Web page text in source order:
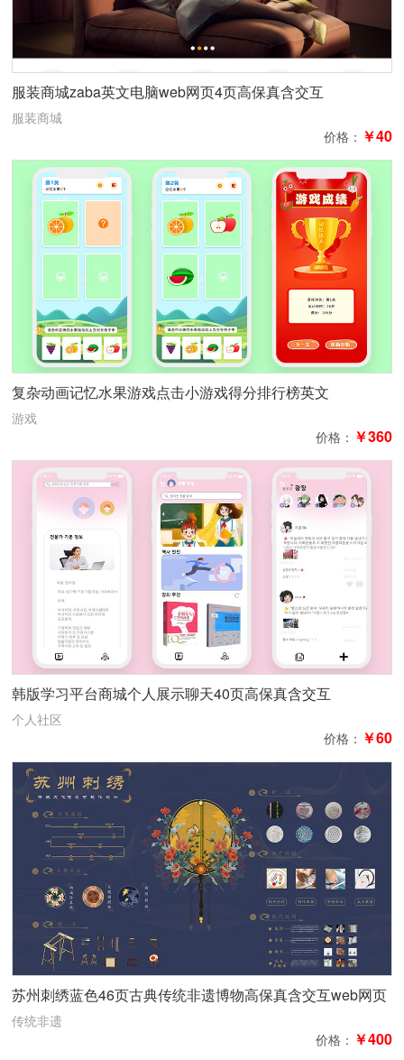
服装商城zaba英文电脑web网页4页高保真含交互
服装商城
价格： ￥40
复杂动画记忆水果游戏点击小游戏得分排行榜英文
游戏
价格： ￥360
韩版学习平台商城个人展示聊天40页高保真含交互
个人社区
价格： ￥60
苏州刺绣蓝色46页古典传统非遗博物高保真含交互web网页
传统非遗
价格： ￥400